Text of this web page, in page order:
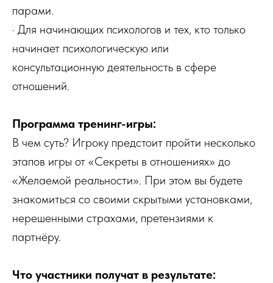
парами.
· Для начинающих психологов и тех, кто только
начинает психологическую или
консультационную деятельность в сфере
отношений.
Программа тренинг-игры:
В чем суть? Игроку предстоит пройти несколько
этапов игры от «Секреты в отношениях» до
«Желаемой реальности». При этом вы будете
знакомиться со своими скрытыми установками,
нерешенными страхами, претензиями к
партнёру.
Что участники получат в результате: